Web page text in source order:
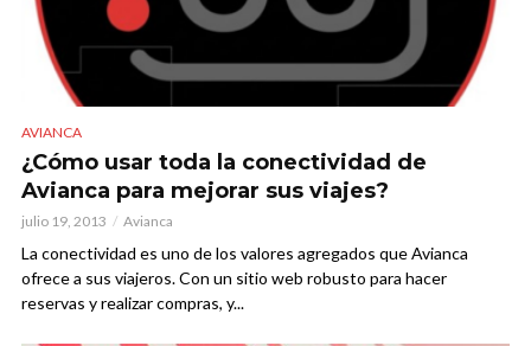
AVIANCA
¿Cómo usar toda la conectividad de
Avianca para mejorar sus viajes?
julio 19, 2013 Avianca
La conectividad es uno de los valores agregados que Avianca
ofrece a sus viajeros. Con un sitio web robusto para hacer
reservas y realizar compras, y...